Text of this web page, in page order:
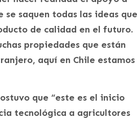
se saquen todas las ideas que
de calidad en el futuro.
propiedades que están
aquí en Chile estamos
que “este es el inicio
tecnológica a agricultores